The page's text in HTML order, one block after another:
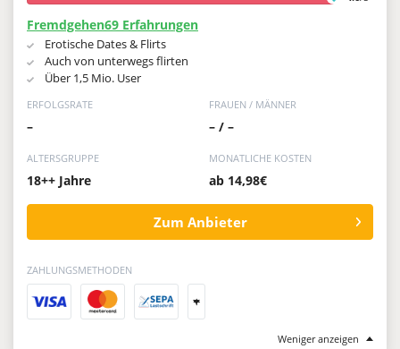
Fremdgehen69 Erfahrungen
Erotische Dates & Flirts
Auch von unterwegs flirten
Über 1,5 Mio. User
ERFOLGSRATE
–
FRAUEN / MÄNNER
– / –
ALTERSGRUPPE
18++ Jahre
MONATLICHE KOSTEN
ab 14,98€
Zum Anbieter
ZAHLUNGSMETHODEN
+
Weniger anzeigen